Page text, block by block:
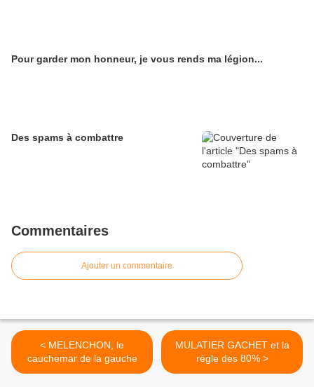
Pour garder mon honneur, je vous rends ma légion...
Des spams à combattre
Commentaires
Ajouter un commentaire
< MELENCHON, le
cauchemar de la gauche
MULATIER GACHET et la
règle des 80% >